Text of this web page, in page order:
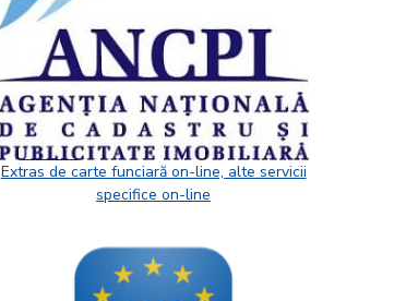
Extras de carte funciară on-line, alte servicii
specifice on-line